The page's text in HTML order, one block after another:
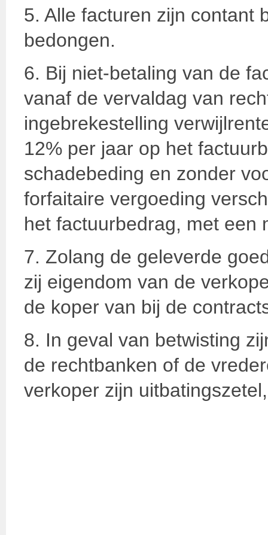
5. Alle facturen zijn contant
bedongen.
6. Bij niet-betaling van de
vanaf de vervaldag van
ingebrekestelling
12% per jaar op het
schadebeding en zonder
forfaitaire vergoeding
het factuurbedrag, met een
7. Zolang de geleverde
zij eigendom van de
de koper van bij de
8. In geval van betwisting
de rechtbanken of de
verkoper zijn